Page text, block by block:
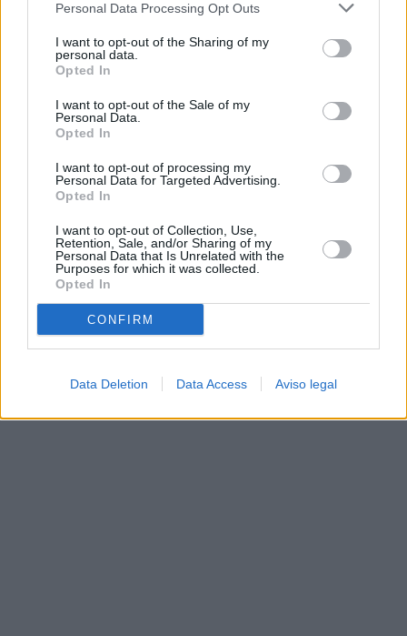
negar su consentimiento. Tenga en cuenta que algún
de su consentimiento, pero usted tiene el derecho de
rechazar tal procesamiento. Sus preferencias se aplicarán
cualquier momento entrando de nuevo en este sitio web o
visitando nuestra política de privacidad.
Personal Data Processing Opt Outs
I want to opt-out of the Sharing of my
personal data.
Opted In
I want to opt-out of the Sale of my
Personal Data.
Opted In
I want to opt-out of processing my
Personal Data for Targeted Advertising.
Opted In
I want to opt-out of Collection, Use,
Retention, Sale, and/or Sharing of my
Personal Data that Is Unrelated with the
Purposes for which it was collected.
Opted In
CONFIRM
Data Deletion Data Access Aviso legal